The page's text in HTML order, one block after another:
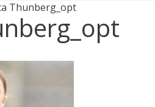
Thunberg_opt